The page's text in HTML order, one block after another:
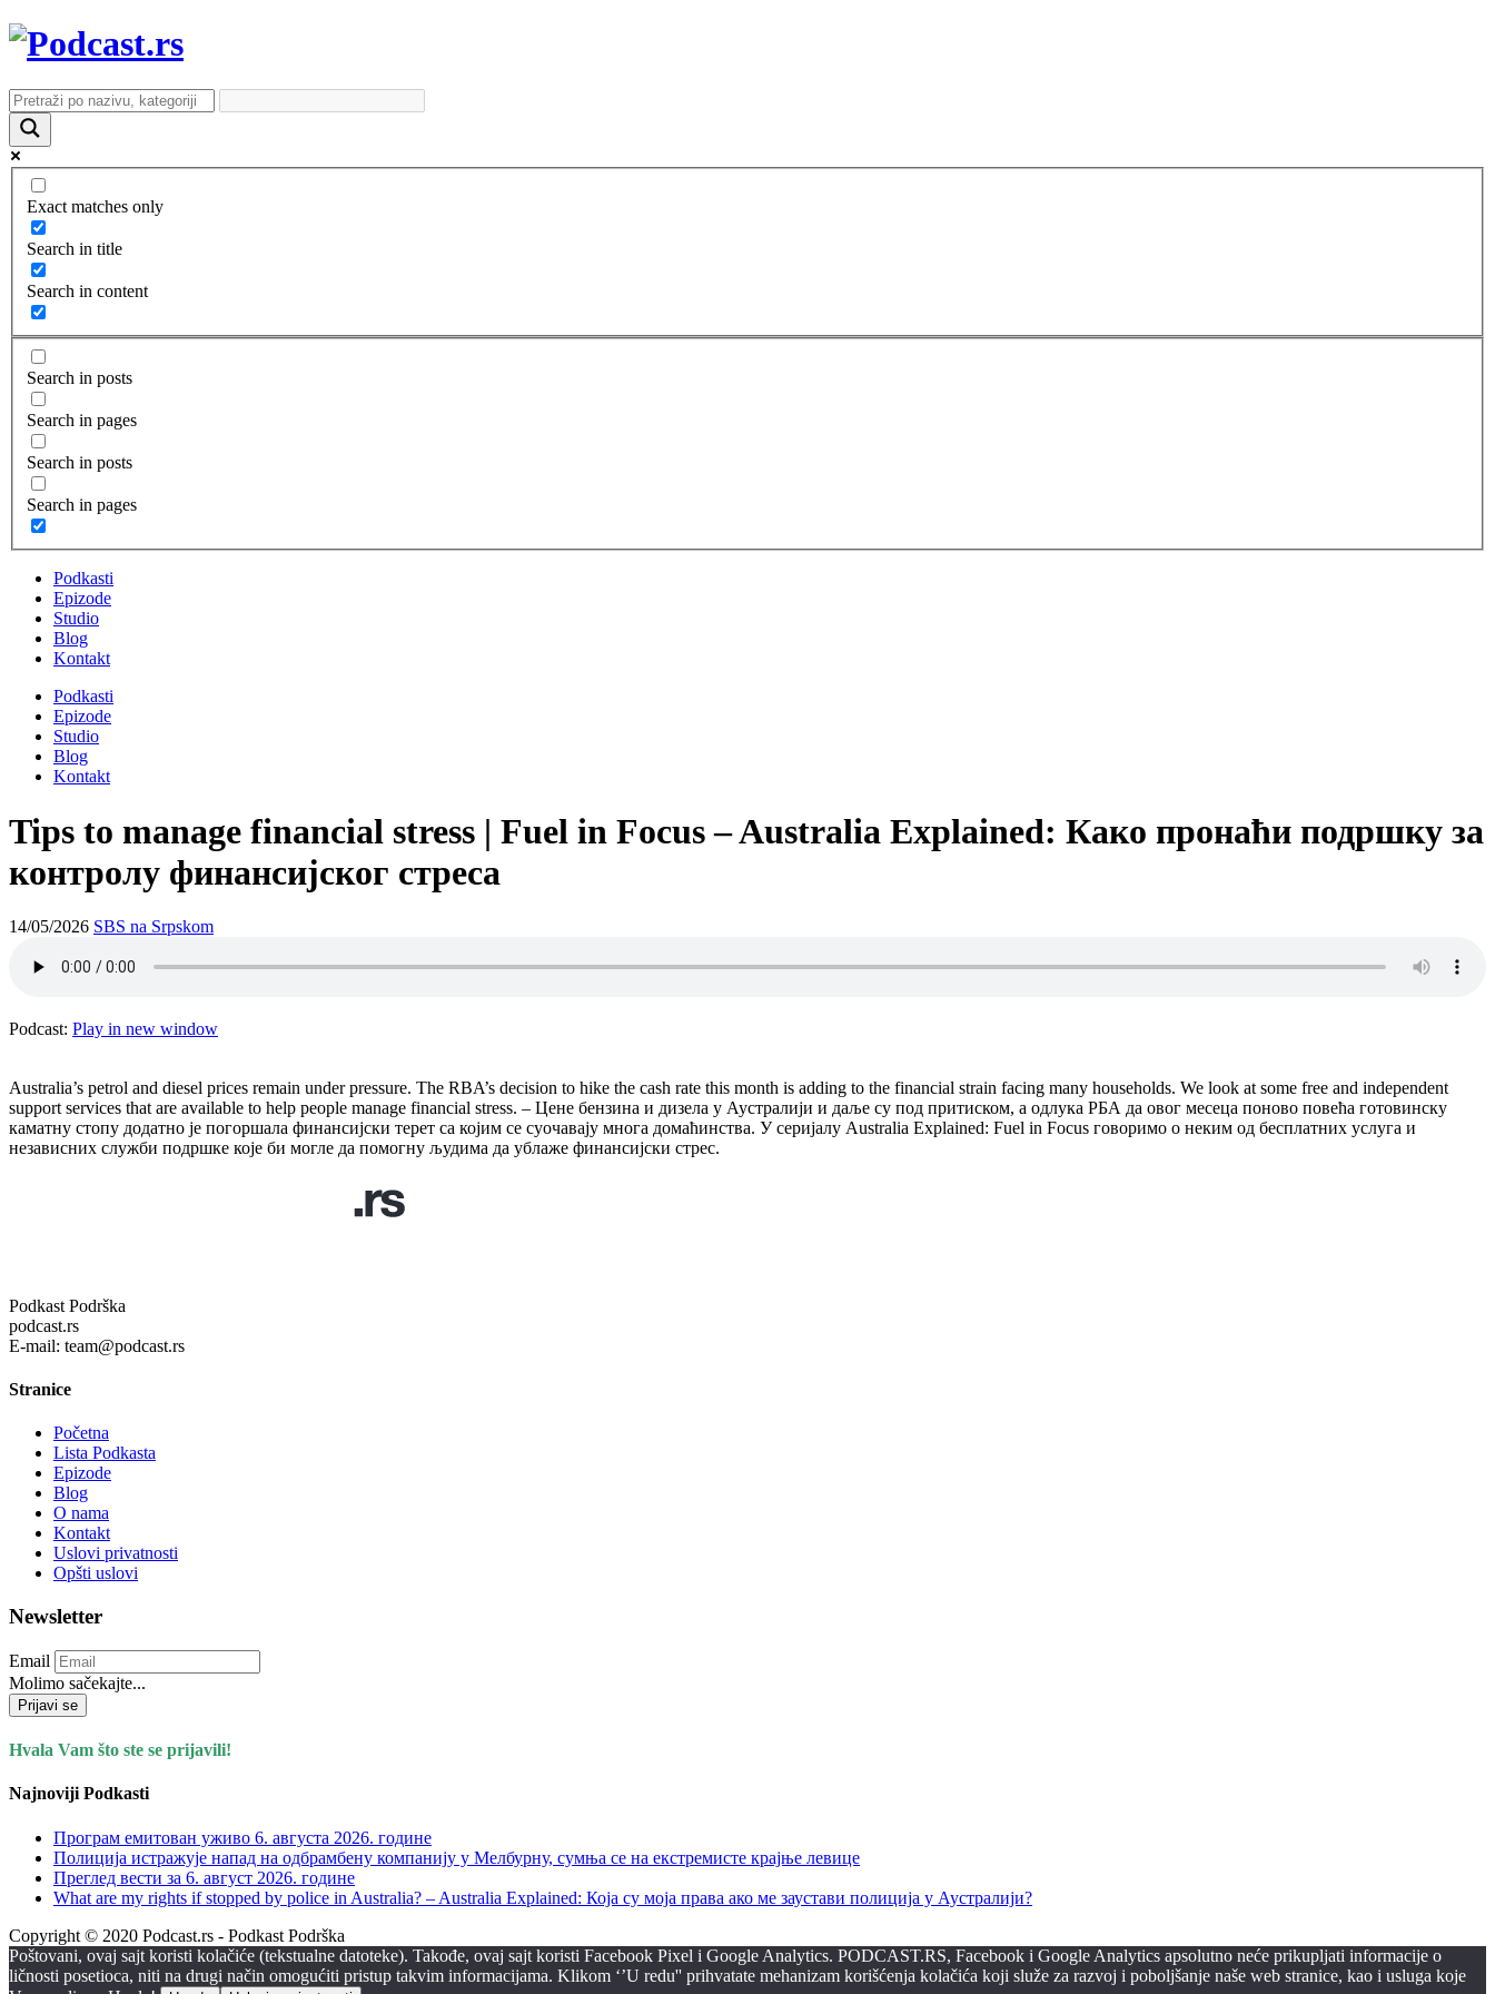
Exact matches only
Search in title
Search in content
Search in posts
Search in pages
Search in posts
Search in pages
Podkasti
Epizode
Studio
Blog
Kontakt
Podkasti
Epizode
Studio
Blog
Kontakt
Tips to manage financial stress | Fuel in Focus – Australia Explained: Како пронаћи подршку за
контролу финансијског стреса
14/05/2026 SBS na Srpskom
Podcast: Play in new window
Australia’s petrol and diesel prices remain under pressure. The RBA’s decision to hike the cash rate this month is adding to the financial strain facing many households. We look at some free and independent
support services that are available to help people manage financial stress. – Цене бензина и дизела у Аустралији и даље су под притиском, а одлука РБА да овог месеца поново повећа готовинску
каматну стопу додатно је погоршала финансијски терет са којим се суочавају многа домаћинства. У серијалу Australia Explained: Fuel in Focus говоримо о неким од бесплатних услуга и
независних служби подршке које би могле да помогну људима да ублаже финансијски стрес.
Podkast Podrška
podcast.rs
E-mail: team@podcast.rs
Stranice
Početna
Lista Podkasta
Epizode
Blog
O nama
Kontakt
Uslovi privatnosti
Opšti uslovi
Newsletter
Email
Molimo sačekajte...
Prijavi se
Hvala Vam što ste se prijavili!
Najnoviji Podkasti
Програм емитован уживо 6. августа 2026. годинe
Полиција истражује напад на одбрамбену компанију у Мелбурну, сумња се на екстремисте крајње левице
Преглед вести за 6. август 2026. године
What are my rights if stopped by police in Australia? – Australia Explained: Која су моја права ако ме заустави полиција у Аустралији?
Copyright © 2020 Podcast.rs - Podkast Podrška
Poštovani, ovaj sajt koristi kolačiće (tekstualne datoteke). Takođe, ovaj sajt koristi Facebook Pixel i Google Analytics. PODCAST.RS, Facebook i Google Analytics apsolutno neće prikupljati informacije o
ličnosti posetioca, niti na drugi način omogućiti pristup takvim informacijama. Klikom ‘’U redu'' prihvatate mehanizam korišćenja kolačića koji služe za razvoj i poboljšanje naše web stranice, kao i usluga koje